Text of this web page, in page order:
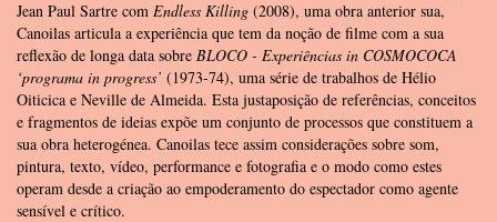
Jean Paul Sartre com Endless Killing (2008), uma obra anterior sua,
Canoilas articula a experiência que tem da noção de filme com a sua
reflexão de longa data sobre BLOCO - Experiências in COSMOCOCA
‘programa in progress’ (1973-74), uma série de trabalhos de Hélio
Oiticica e Neville de Almeida. Esta justaposição de referências, conceitos
e fragmentos de ideias expõe um conjunto de processos que constituem a
sua obra heterogénea. Canoilas tece assim considerações sobre som,
pintura, texto, vídeo, performance e fotografia e o modo como estes
operam desde a criação ao empoderamento do espectador como agente
sensível e crítico.